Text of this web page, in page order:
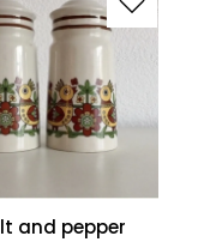
and pepper